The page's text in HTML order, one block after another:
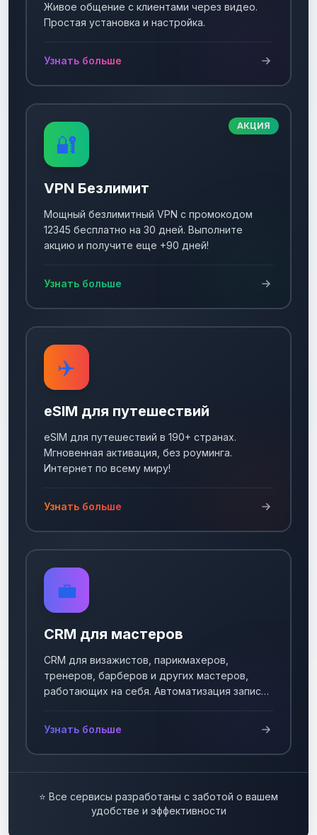
Живое общение с клиентами через видео.
Простая установка и настройка.
Узнать больше
АКЦИЯ
🔐
VPN Безлимит
Мощный безлимитный VPN с промокодом
12345 бесплатно на 30 дней. Выполните
акцию и получите еще +90 дней!
Узнать больше
✈️
eSIM для путешествий
eSIM для путешествий в 190+ странах.
Мгновенная активация, без роуминга.
Интернет по всему миру!
Узнать больше
💼
CRM для мастеров
CRM для визажистов, парикмахеров,
тренеров, барберов и других мастеров,
работающих на себя. Автоматизация записи
Узнать больше
⭐ Все сервисы разработаны с заботой о вашем
удобстве и эффективности